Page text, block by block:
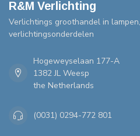
R&M Verlichting
Verlichtings groothandel in
verlichtingsonderdelen
Hogeweyselaan 177-A
1382 JL Weesp
the Netherlands
(0031) 0294-772 801